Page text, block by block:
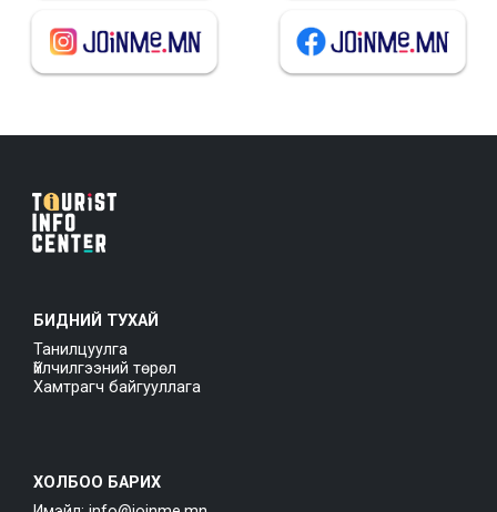
БИДНИЙ ТУХАЙ
Танилцуулга
Үйлчилгээний төрөл
Хамтрагч байгууллага
ХОЛБОО БАРИХ